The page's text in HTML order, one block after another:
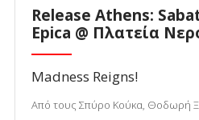
Release Athens:
Epica @ Πλατεία
Madness Reigns!
Από τους Σπύρο Κούκα, Θοδωρή